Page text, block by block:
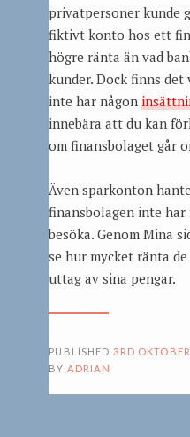
privatpersoner kunde
fiktivt konto hos ett
högre ränta än vad
kunder. Dock finns det
inte har någon
innebära att du kan
om finansbolaget går
Även sparkonton
finansbolagen inte
besöka. Genom Mina
se hur mycket ränta
uttag av sina pengar.
PUBLISHED 3RD
BY ADRIAN